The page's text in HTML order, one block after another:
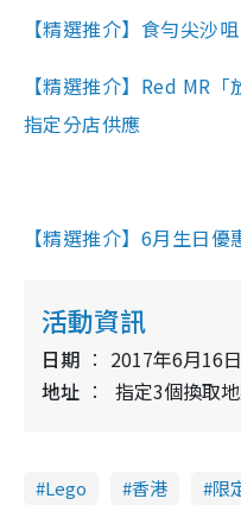
【精選推介】食勻尖沙
【精選推介】 Red MR「
指定分店供應
【精選推介】6月生日
活動資訊
日期
2017年6月16
地址
指定3個換取
Lego 香港 限